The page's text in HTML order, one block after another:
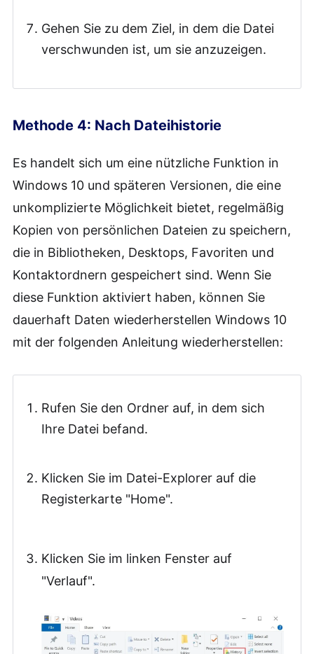
Gehen Sie zu dem Ziel, in dem die Datei
verschwunden ist, um sie anzuzeigen.
Methode 4: Nach Dateihistorie
Es handelt sich um eine nützliche Funktion in
Windows 10 und späteren Versionen, die eine
unkomplizierte Möglichkeit bietet, regelmäßig
Kopien von persönlichen Dateien zu speichern,
die in Bibliotheken, Desktops, Favoriten und
Kontaktordnern gespeichert sind. Wenn Sie
diese Funktion aktiviert haben, können Sie
dauerhaft Daten wiederherstellen Windows 10
mit der folgenden Anleitung wiederherstellen:
Rufen Sie den Ordner auf, in dem sich
Ihre Datei befand.
Klicken Sie im Datei-Explorer auf die
Registerkarte "Home".
Klicken Sie im linken Fenster auf
"Verlauf".